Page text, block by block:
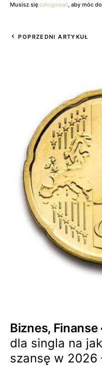
Musisz się zalogować, aby móc
POPRZEDNI ARTYKUŁ
Biznes, Finanse
dla singla na
szansę w 2026